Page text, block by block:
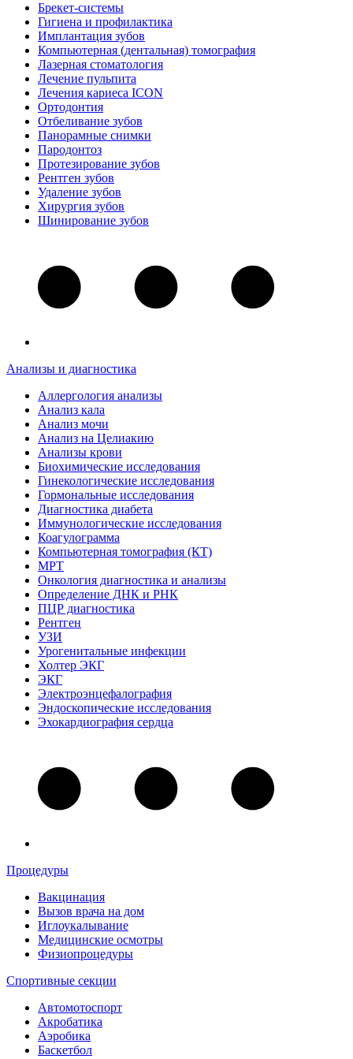
Брекет-системы
Гигиена и профилактика
Имплантация зубов
Компьютерная (дентальная) томография
Лазерная стоматология
Лечение пульпита
Лечения кариеса ICON
Ортодонтия
Отбеливание зубов
Панорамные снимки
Пародонтоз
Протезирование зубов
Рентген зубов
Удаление зубов
Хирургия зубов
Шинирование зубов
Анализы и диагностика
Аллергология анализы
Анализ кала
Анализ мочи
Анализ на Целиакию
Анализы крови
Биохимические исследования
Гинекологические исследования
Гормональные исследования
Диагностика диабета
Иммунологические исследования
Коагулограмма
Компьютерная томография (КТ)
МРТ
Онкология диагностика и анализы
Определение ДНК и РНК
ПЦР диагностика
Рентген
УЗИ
Урогенитальные инфекции
Холтер ЭКГ
ЭКГ
Электроэнцефалография
Эндоскопические исследования
Эхокардиография сердца
Процедуры
Вакцинация
Вызов врача на дом
Иглоукалывание
Медицинские осмотры
Физиопроцедуры
Спортивные секции
Автомотоспорт
Акробатика
Аэробика
Баскетбол